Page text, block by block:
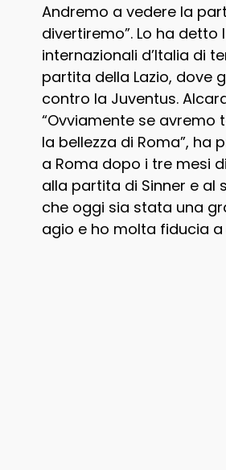
Andremo a vedere la
divertiremo”. Lo ha
internazionali d’Italia di
partita della Lazio, dove
contro la Juventus.
“Ovviamente se
la bellezza di Roma”, ha
a Roma dopo i tre mesi
alla partita di Sinner e al
che oggi sia stata una
agio e ho molta fiducia